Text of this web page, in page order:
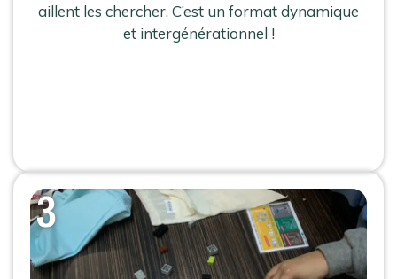
aillent les chercher. C’est un format dynamique
et intergénérationnel !